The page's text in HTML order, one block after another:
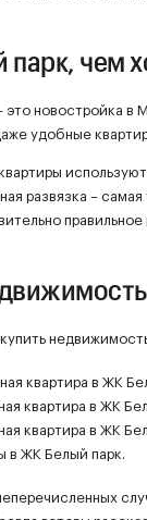
парк, чем
новостройка в
удобные
развязка –
квартира в ЖК
квартира в ЖК
квартира в ЖК
в ЖК Белый парк.